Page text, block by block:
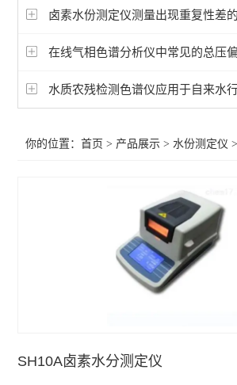
卤素水份测定仪测量出现重复性差
在线气相色谱分析仪中常见的总压
水质农残检测色谱仪应用于自来水行业
你的位置：首页 > 产品展示 >水份测定仪 >
SH10A卤素水分测定仪